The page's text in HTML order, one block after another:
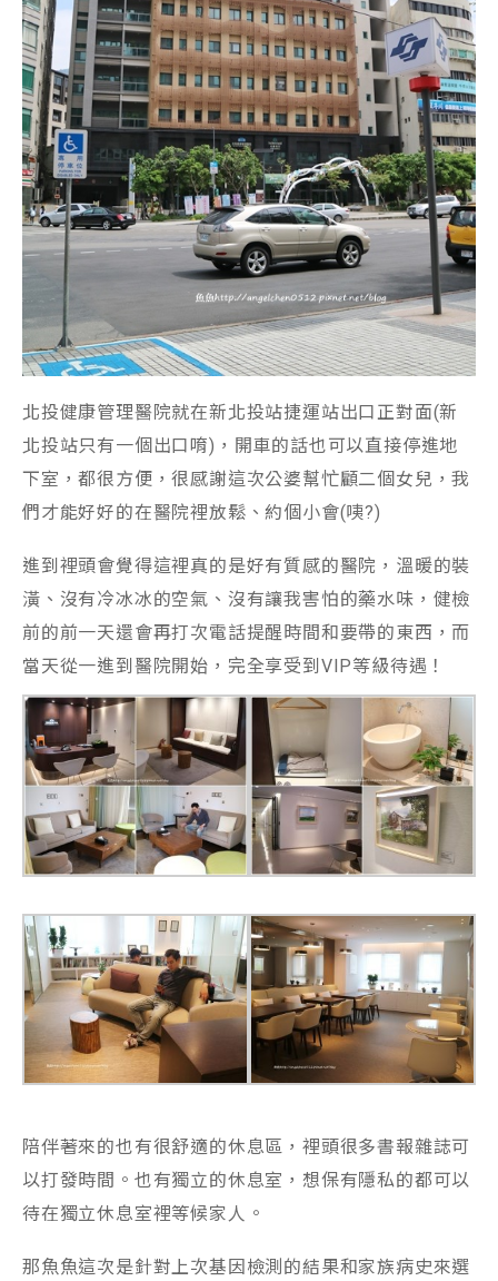
北投健康管理醫院就在新北投站捷運站出口正對面(新
北投站只有一個出口唷)，開車的話也可以直接停進地
下室，都很方便，很感謝這次公婆幫忙顧二個女兒，我
們才能好好的在醫院裡放鬆、約個小會(咦?)
進到裡頭會覺得這裡真的是好有質感的醫院，溫暖的裝
潢、沒有冷冰冰的空氣、沒有讓我害怕的藥水味，健檢
前的前一天還會再打次電話提醒時間和要帶的東西，而
當天從一進到醫院開始，完全享受到VIP等級待遇！
陪伴著來的也有很舒適的休息區，裡頭很多書報雜誌可
以打發時間。也有獨立的休息室，想保有隱私的都可以
待在獨立休息室裡等候家人。
那魚魚這次是針對上次基因檢測的結果和家族病史來選